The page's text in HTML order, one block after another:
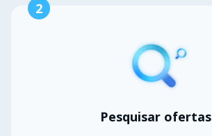
2
Pesquisar ofertas